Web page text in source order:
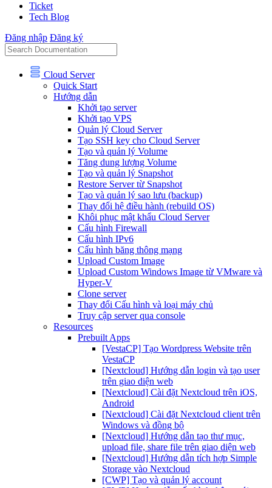
Ticket
Tech Blog
Đăng nhập Đăng ký
Cloud Server
Quick Start
Hướng dẫn
Khởi tạo server
Khởi tạo VPS
Quản lý Cloud Server
Tạo SSH key cho Cloud Server
Tạo và quản lý Volume
Tăng dung lượng Volume
Tạo và quản lý Snapshot
Restore Server từ Snapshot
Tạo và quản lý sao lưu (backup)
Thay đổi hệ điều hành (rebuild OS)
Khôi phục mật khẩu Cloud Server
Cấu hình Firewall
Cấu hình IPv6
Cấu hình băng thông mạng
Upload Custom Image
Upload Custom Windows Image từ VMware và
Hyper-V
Clone server
Thay đổi Cấu hình và loại máy chủ
Truy cập server qua console
Resources
Prebuilt Apps
[VestaCP] Tạo Wordpress Website trên
VestaCP
[Nextcloud] Hướng dẫn login và tạo user
trên giao diện web
[Nextcloud] Cài đặt Nextcloud trên iOS,
Android
[Nextcloud] Cài đặt Nextcloud client trên
Windows và đồng bộ
[Nextcloud] Hướng dẫn tạo thư mục,
upload file, share file trên giao diện web
[Nextcloud] Hướng dẫn tích hợp Simple
Storage vào Nextcloud
[CWP] Tạo và quản lý account